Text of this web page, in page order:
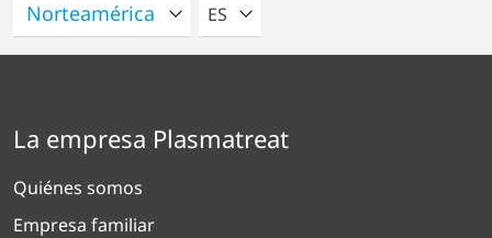
POR FAVOR SELECCIONE UN
ES
La empresa Plasmatreat
Quiénes somos
Empresa familiar